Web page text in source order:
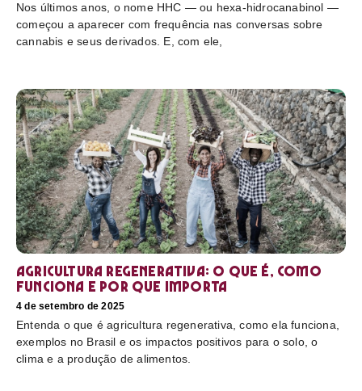
Nos últimos anos, o nome HHC — ou hexa-hidrocanabinol —
começou a aparecer com frequência nas conversas sobre
cannabis e seus derivados. E, com ele,
Agricultura regenerativa: o que é, como
funciona e por que importa
4 de setembro de 2025
Entenda o que é agricultura regenerativa, como ela funciona,
exemplos no Brasil e os impactos positivos para o solo, o
clima e a produção de alimentos.